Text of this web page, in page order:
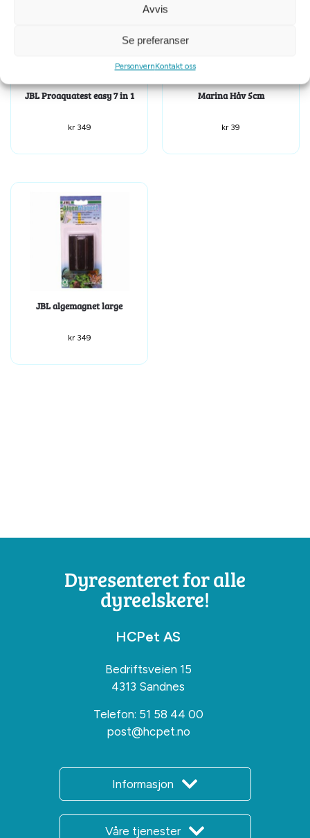
Avvis
Se preferanser
PersonvernKontakt oss
JBL Proaquatest easy 7 in 1
kr349
Marina Håv 5cm
kr 39
JBL algemagnet large
kr349
Dyresenteret for alle
dyreelskere!
HCPet AS
Bedriftsveien 15
4313 Sandnes
Telefon: 51 58 44 00
post@hcpet.no
Informasjon
Våre tjenester